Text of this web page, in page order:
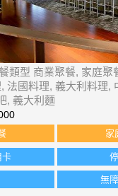
類型 商業聚餐, 家庭聚
法國料理, 義大利料理,
, 義大利麵
家
卡
無